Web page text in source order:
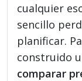
cualquier
sencillo
planificar.
construido
comparar